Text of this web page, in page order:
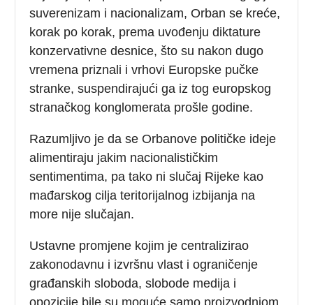
suverenizam i nacionalizam, Orban se kreće,
korak po korak, prema uvođenju diktature
konzervativne desnice, što su nakon dugo
vremena priznali i vrhovi Europske pučke
stranke, suspendirajući ga iz tog europskog
stranačkog konglomerata prošle godine.
Razumljivo je da se Orbanove političke ideje
alimentiraju jakim nacionalističkim
sentimentima, pa tako ni slučaj Rijeke kao
mađarskog cilja teritorijalnog izbijanja na
more nije slučajan.
Ustavne promjene kojim je centralizirao
zakonodavnu i izvršnu vlast i ograničenje
građanskih sloboda, slobode medija i
opozicije bile su moguće samo proizvodnjom